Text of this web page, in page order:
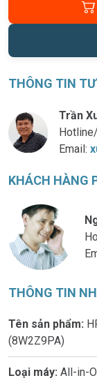
THÔNG TIN
Trần
Email:
KHÁCH HÀNG
THÔNG TIN
Tên sản phẩm:
(8W2Z9PA)
Loại máy: All-in-